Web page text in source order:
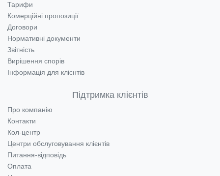
Тарифи
Комерційні пропозиції
Договори
Нормативні документи
Звітність
Вирішення спорів
Інформація для клієнтів
Підтримка клієнтів
Про компанію
Контакти
Кол-центр
Центри обслуговування клієнтів
Питання-відповідь
Оплата